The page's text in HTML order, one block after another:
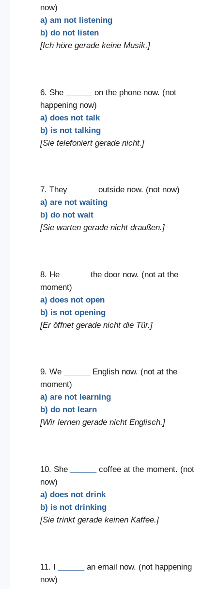
now)
a) am not listening
b) do not listen
[Ich höre gerade keine Musik.]
6. She
on the phone now. (not
happening now)
a) does not talk
b) is not talking
[Sie telefoniert gerade nicht.]
7. They
outside now. (not now)
a) are not waiting
b) do not wait
[Sie warten gerade nicht draußen.]
8. He
the door now. (not at the
moment)
a) does not open
b) is not opening
[Er öffnet gerade nicht die Tür.]
9. We
English now. (not at the
moment)
a) are not learning
b) do not learn
[Wir lernen gerade nicht Englisch.]
10. She
coffee at the moment. (not
now)
a) does not drink
b) is not drinking
[Sie trinkt gerade keinen Kaffee.]
11. I
an email now. (not happening
now)